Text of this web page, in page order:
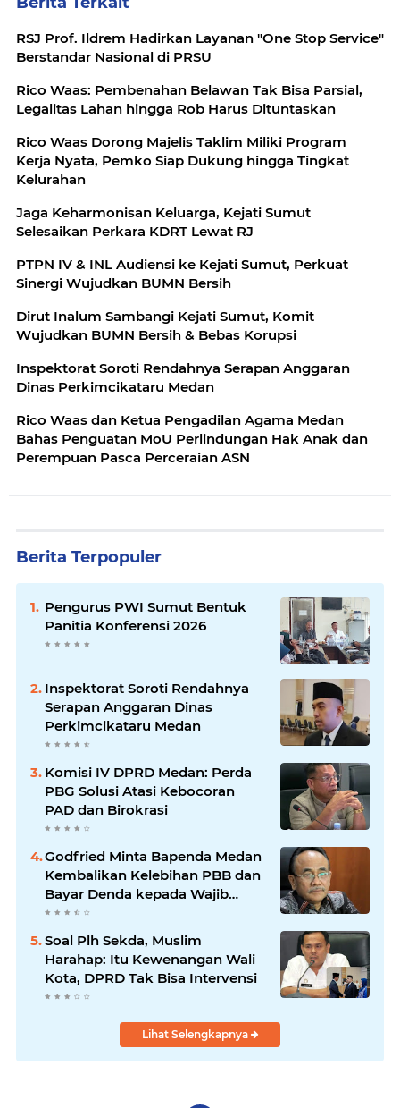
RSJ Prof. Ildrem Hadirkan Layanan "One Stop Service"
Berstandar Nasional di PRSU
Rico Waas: Pembenahan Belawan Tak Bisa Parsial,
Legalitas Lahan hingga Rob Harus Dituntaskan
Rico Waas Dorong Majelis Taklim Miliki Program
Kerja Nyata, Pemko Siap Dukung hingga Tingkat
Kelurahan
Jaga Keharmonisan Keluarga, Kejati Sumut
Selesaikan Perkara KDRT Lewat RJ
PTPN IV & INL Audiensi ke Kejati Sumut, Perkuat
Sinergi Wujudkan BUMN Bersih
Dirut Inalum Sambangi Kejati Sumut, Komit
Wujudkan BUMN Bersih & Bebas Korupsi
Inspektorat Soroti Rendahnya Serapan Anggaran
Dinas Perkimcikataru Medan
Rico Waas dan Ketua Pengadilan Agama Medan
Bahas Penguatan MoU Perlindungan Hak Anak dan
Perempuan Pasca Perceraian ASN
Berita Terpopuler
Pengurus PWI Sumut Bentuk
Panitia Konferensi 2026
Inspektorat Soroti Rendahnya
Serapan Anggaran Dinas
Perkimcikataru Medan
Komisi IV DPRD Medan: Perda
PBG Solusi Atasi Kebocoran
PAD dan Birokrasi
Godfried Minta Bapenda Medan
Kembalikan Kelebihan PBB dan
Bayar Denda kepada Wajib
Pajak
Soal Plh Sekda, Muslim
Harahap: Itu Kewenangan Wali
Kota, DPRD Tak Bisa Intervensi
Lihat Selengkapnya